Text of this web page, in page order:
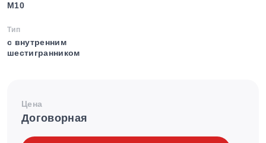
M10
Тип
с внутренним
шестигранником
Цена
Договорная